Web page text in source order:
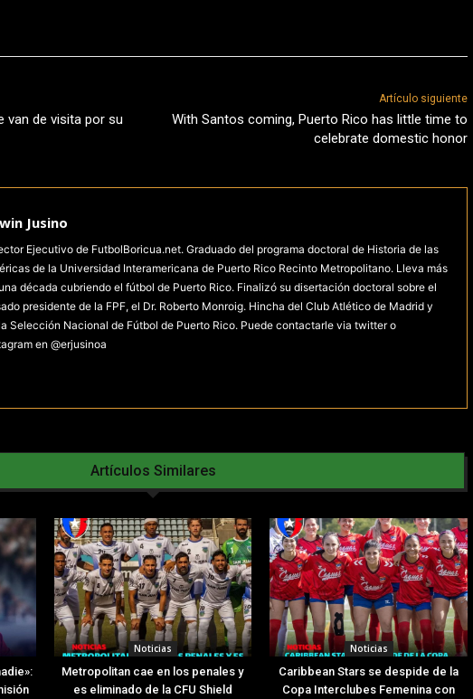
van de visita por su
Artículo siguiente
With Santos coming, Puerto Rico has little time to
celebrate domestic honor
Jusino
Ejecutivo de FutbolBoricua.net. Graduado del programa doctoral de Historia de las
de la Universidad Interamericana de Puerto Rico Recinto Metropolitano. Lleva más
década cubriendo el fútbol de Puerto Rico. Finalizó su disertación doctoral sobre el
presidente de la FPF, el Dr. Roberto Monroig. Hincha del Club Atlético de Madrid y
Selección Nacional de Fútbol de Puerto Rico. Puede contactarle via twitter o
en @erjusinoa
Artículos Similares
Noticias
Metropolitan cae en los penales y
es eliminado de la CFU Shield
Noticias
Caribbean Stars se despide de la
Copa Interclubes Femenina con